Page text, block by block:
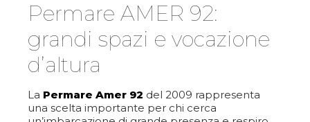
Permare AMER 92:
grandi spazi e vocazione
d’altura
La Permare Amer 92 del 2009 rappresenta
una scelta importante per chi cerca